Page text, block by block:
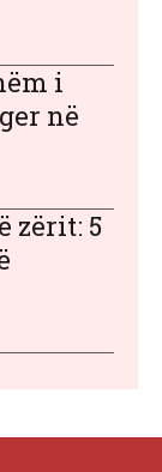
i
në
zërit: 5